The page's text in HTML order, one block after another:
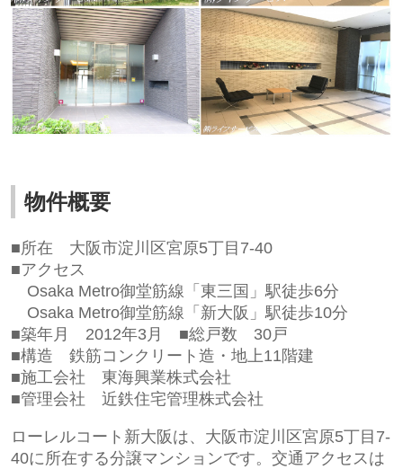
物件概要
■所在 大阪市淀川区宮原5丁目7-40
■アクセス
Osaka Metro御堂筋線「東三国」駅徒歩6分
Osaka Metro御堂筋線「新大阪」駅徒歩10分
■築年月 2012年3月 ■総戸数 30戸
■構造 鉄筋コンクリート造・地上11階建
■施工会社 東海興業株式会社
■管理会社 近鉄住宅管理株式会社
ローレルコート新大阪は、大阪市淀川区宮原5丁目7-
40に所在する分譲マンションです。交通アクセスは